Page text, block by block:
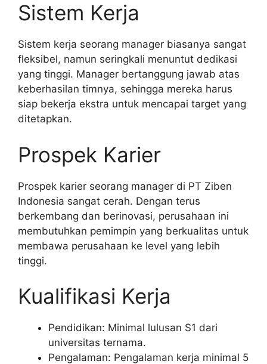
Sistem Kerja
Sistem kerja seorang manager biasanya sangat
fleksibel, namun seringkali menuntut dedikasi
yang tinggi. Manager bertanggung jawab atas
keberhasilan timnya, sehingga mereka harus
siap bekerja ekstra untuk mencapai target yang
ditetapkan.
Prospek Karier
Prospek karier seorang manager di PT Ziben
Indonesia sangat cerah. Dengan terus
berkembang dan berinovasi, perusahaan ini
membutuhkan pemimpin yang berkualitas untuk
membawa perusahaan ke level yang lebih
tinggi.
Kualifikasi Kerja
Pendidikan: Minimal lulusan S1 dari
universitas ternama.
Pengalaman: Pengalaman kerja minimal 5